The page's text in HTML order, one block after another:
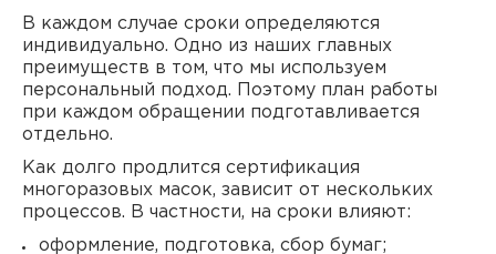
В каждом случае сроки определяются
индивидуально. Одно из наших главных
преимуществ в том, что мы используем
персональный подход. Поэтому план работы
при каждом обращении подготавливается
отдельно.
Как долго продлится сертификация
многоразовых масок, зависит от нескольких
процессов. В частности, на сроки влияют:
оформление, подготовка, сбор бумаг;